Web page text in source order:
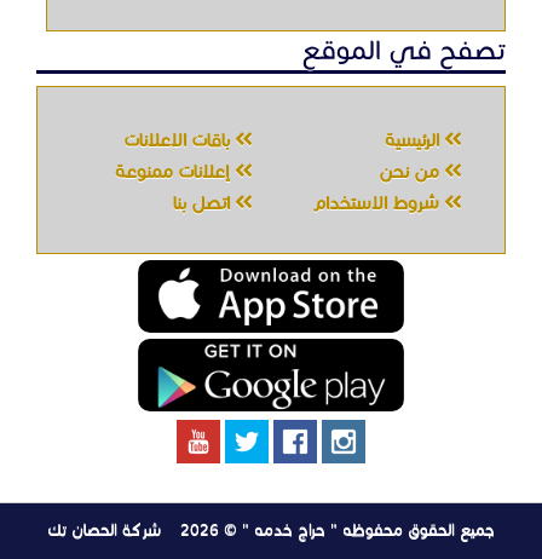
تصفح في الموقع
الرئيسية
باقات الإعلانات
من نحن
إعلانات ممنوعة
شروط الاستخدام
اتصل بنا
جميع الحقوق محفوظه " حراج خدمه " © 2026 شركة الحصان تك